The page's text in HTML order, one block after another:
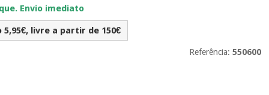
Envio imediato
5,95€, livre a partir de 150€
Referência: 550600